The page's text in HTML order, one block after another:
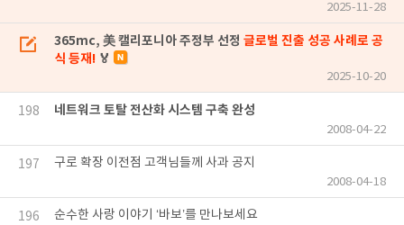
2025-11-28
365mc, 美 캘리포니아 주정부 선정 글로벌 진출 성공 사례로 공
식 등재! 🏅
2025-10-20
198 네트워크 토탈 전산화 시스템 구축 완성
2008-04-22
197 구로 확장 이전점 고객님들께 사과 공지
2008-04-18
196 순수한 사랑 이야기 ‘바보’를 만나보세요